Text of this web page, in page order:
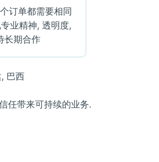
订单都需要相同
业精神, 透明度,
长期合作
, 巴西
任带来可持续的业务.